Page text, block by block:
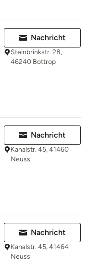
Nachricht
Steinbrinkstr. 28,
46240 Bottrop
Nachricht
Kanalstr. 45, 41460
Neuss
Nachricht
Kanalstr. 45, 41464
Neuss